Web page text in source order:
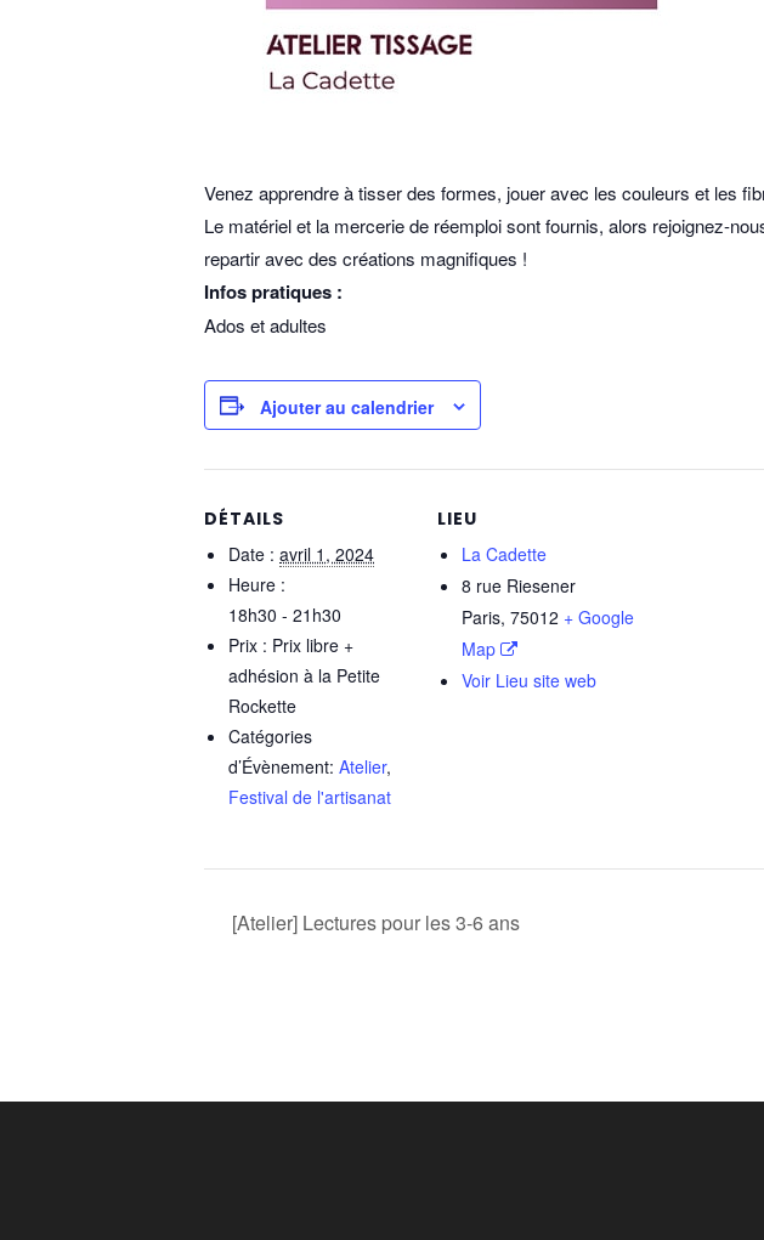
Venez apprendre à tisser des formes, jouer avec les couleurs et les
Le matériel et la mercerie de réemploi sont fournis, alors rejoignez-
repartir avec des créations magnifiques !
Infos pratiques :
Ados et adultes
Ajouter au calendrier
DÉTAILS
Date : avril 1, 2024
Heure :
18h30 - 21h30
Prix : Prix libre +
adhésion à la Petite
Rockette
Catégories
d’Évènement: Atelier,
Festival de l'artisanat
LIEU
La Cadette
8 rue Riesener
Paris, 75012 + Google
Map
Voir Lieu site web
[Atelier] Lectures pour les 3-6 ans